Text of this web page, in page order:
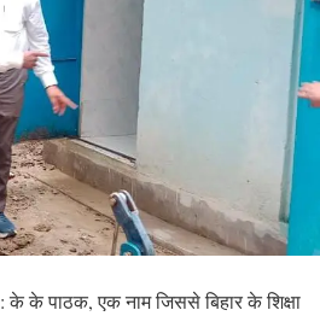
: के के पाठक, एक नाम जिससे बिहार के शिक्षा